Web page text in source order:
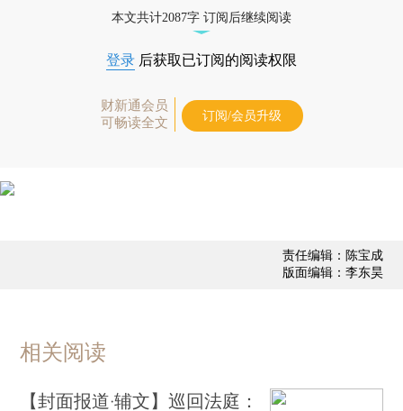
本文共计2087字 订阅后继续阅读
登录 后获取已订阅的阅读权限
财新通会员
可畅读全文
订阅/会员升级
责任编辑：陈宝成
版面编辑：李东昊
相关阅读
【封面报道·辅文】巡回法庭：